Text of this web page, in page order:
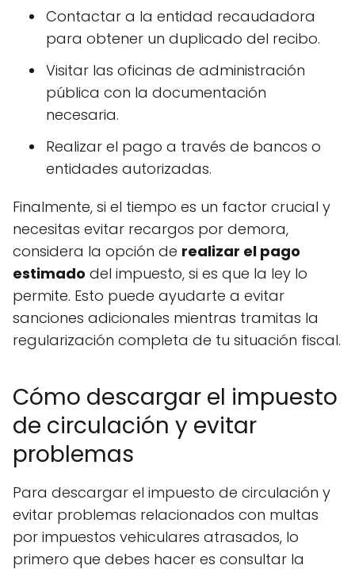
Contactar a la entidad recaudadora
para obtener un duplicado del recibo.
Visitar las oficinas de administración
pública con la documentación
necesaria.
Realizar el pago a través de bancos o
entidades autorizadas.
Finalmente, si el tiempo es un factor crucial y
necesitas evitar recargos por demora,
considera la opción de realizar el pago
estimado del impuesto, si es que la ley lo
permite. Esto puede ayudarte a evitar
sanciones adicionales mientras tramitas la
regularización completa de tu situación fiscal.
Cómo descargar el impuesto
de circulación y evitar
problemas
Para descargar el impuesto de circulación y
evitar problemas relacionados con multas
por impuestos vehiculares atrasados, lo
primero que debes hacer es consultar la